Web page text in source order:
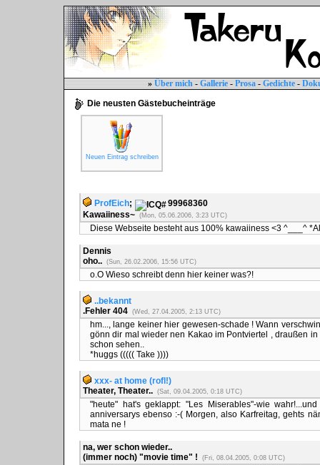
»Über mich-Gallerie-Prosa-Gedichte-
Die neusten Gästebucheinträge
Neuen Eintrag schreiben
ProfEich;
99968360
Kawaiiness~ (Mon, 05.06.2006, 3:23 UTC)
Diese Webseite besteht aus 100% kawaiiness <3 ^___^
Dennis
oho.. (Sun, 26.02.2006, 15:56 UTC)
o.O Wieso schreibt denn hier keiner was?!
..bekannt
.Fehler 404 (Wed, 27.04.2005, 2:13 UTC)
hm..., lange keiner hier gewesen-schade ! Wann
gönn dir mal wieder nen Kakao im Pontviertel , draußen
schon sehen..
*huggs ((((( Take ))))
xxx- at home (rofl!)
Theater, Theater.. (Sat, 09.04.2005, 0:18 UTC)
"heute" hat's geklappt: "Les Miserables"-wie
anniversarys ebenso :-( Morgen, also Karfreitag, gehts
mata ne !
na, wer schon wieder..
(immer noch) "movie time" !
(Fri, 08.04.2005, 0:08 UTC)